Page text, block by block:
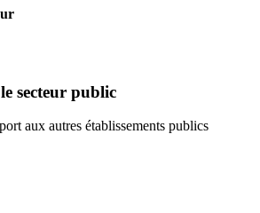
secteur public
aux autres établissements publics